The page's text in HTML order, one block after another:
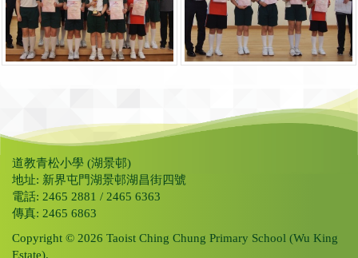
道教青松小學 (湖景邨)
地址: 新界屯門湖景邨湖昌街四號
電話: 2465 2881 / 2465 6363
傳真: 2465 6863
Copyright © 2026 Taoist Ching Chung Primary School (Wu King
Estate).